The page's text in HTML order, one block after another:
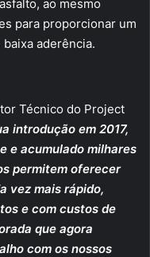
ao mesmo
para proporcionar um
aderência.
Técnico do Project
introdução em 2017,
e acumulado milhares
permitem oferecer
vez mais rápido,
e com custos de
que agora
com os nossos